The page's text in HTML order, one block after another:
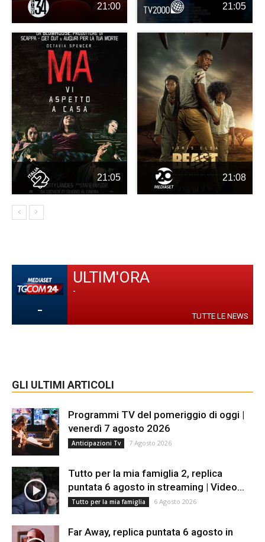
21:00 21:05
21:05 21:08
-
ULTIM'ORA
-
TUTTE LE NEWS
GLI ULTIMI ARTICOLI
Programmi TV del pomeriggio di oggi |
venerdì 7 agosto 2026
Anticipazioni Tv 7 Agosto 2026
Tutto per la mia famiglia 2, replica
puntata 6 agosto in streaming | Video...
Tutto per la mia famiglia 6 Agosto 2026
Far Away, replica puntata 6 agosto in